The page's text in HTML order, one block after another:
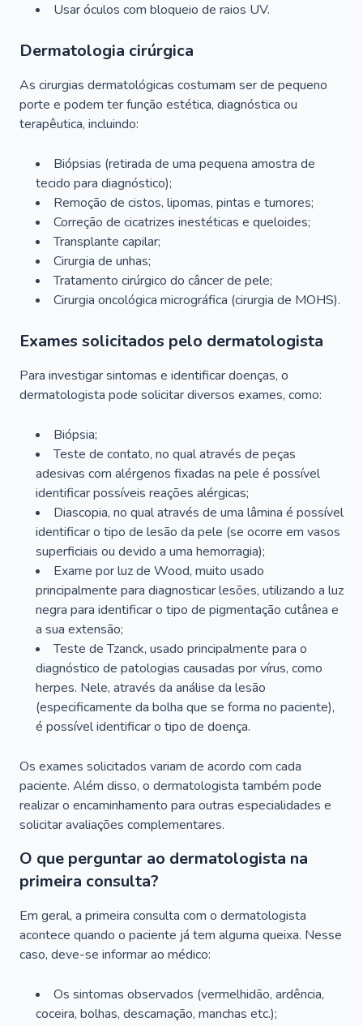
Usar óculos com bloqueio de raios UV.
Dermatologia cirúrgica
As cirurgias dermatológicas costumam ser de pequeno
porte e podem ter função estética, diagnóstica ou
terapêutica, incluindo:
Biópsias (retirada de uma pequena amostra de
tecido para diagnóstico);
Remoção de cistos, lipomas, pintas e tumores;
Correção de cicatrizes inestéticas e queloides;
Transplante capilar;
Cirurgia de unhas;
Tratamento cirúrgico do câncer de pele;
Cirurgia oncológica micrográfica (cirurgia de MOHS).
Exames solicitados pelo dermatologista
Para investigar sintomas e identificar doenças, o
dermatologista pode solicitar diversos exames, como:
Biópsia;
Teste de contato, no qual através de peças
adesivas com alérgenos fixadas na pele é possível
identificar possíveis reações alérgicas;
Diascopia, no qual através de uma lâmina é possível
identificar o tipo de lesão da pele (se ocorre em vasos
superficiais ou devido a uma hemorragia);
Exame por luz de Wood, muito usado
principalmente para diagnosticar lesões, utilizando a luz
negra para identificar o tipo de pigmentação cutânea e
a sua extensão;
Teste de Tzanck, usado principalmente para o
diagnóstico de patologias causadas por vírus, como
herpes. Nele, através da análise da lesão
(especificamente da bolha que se forma no paciente),
é possível identificar o tipo de doença.
Os exames solicitados variam de acordo com cada
paciente. Além disso, o dermatologista também pode
realizar o encaminhamento para outras especialidades e
solicitar avaliações complementares.
O que perguntar ao dermatologista na
primeira consulta?
Em geral, a primeira consulta com o dermatologista
acontece quando o paciente já tem alguma queixa. Nesse
caso, deve-se informar ao médico:
Os sintomas observados (vermelhidão, ardência,
coceira, bolhas, descamação, manchas etc.);